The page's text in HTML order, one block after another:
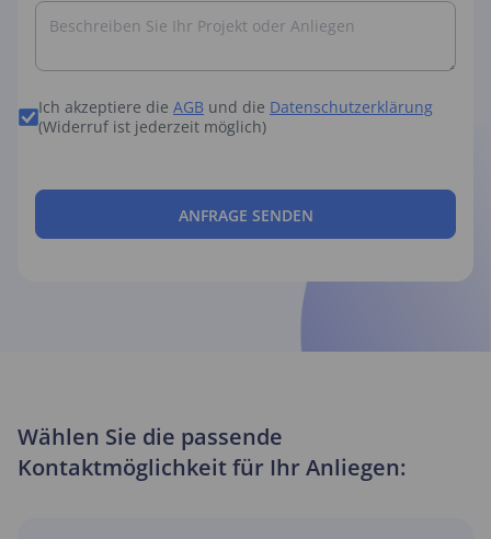
Ich akzeptiere die AGB und die Datenschutzerklärung
(Widerruf ist jederzeit möglich)
Wählen Sie die passende
Kontaktmöglichkeit für Ihr Anliegen: